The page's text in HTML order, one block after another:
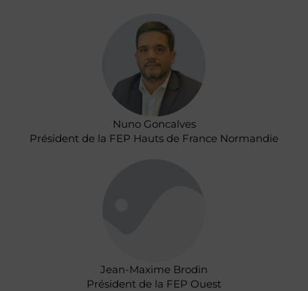
Nuno Goncalves
Président de la FEP Hauts de France Normandie
Jean-Maxime Brodin
Président de la FEP Ouest